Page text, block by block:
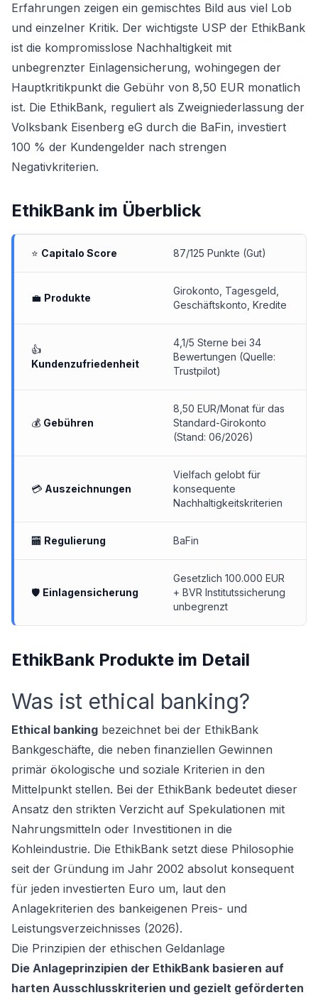
Erfahrungen zeigen ein gemischtes Bild aus viel Lob
und einzelner Kritik. Der wichtigste USP der EthikBank
ist die kompromisslose Nachhaltigkeit mit
unbegrenzter Einlagensicherung, wohingegen der
Hauptkritikpunkt die Gebühr von 8,50 EUR monatlich
ist. Die EthikBank, reguliert als Zweigniederlassung der
Volksbank Eisenberg eG durch die BaFin, investiert
100 % der Kundengelder nach strengen
Negativkriterien.
EthikBankim Überblick
⭐ Capitalo Score 87/125 Punkte (Gut)
💼 Produkte
Girokonto, Tagesgeld,
Geschäftskonto, Kredite
👍
Kundenzufriedenheit
4,1/5 Sterne bei 34
Bewertungen (Quelle:
Trustpilot)
💰 Gebühren
8,50 EUR/Monat für das
Standard-Girokonto
(Stand: 06/2026)
💳 Auszeichnungen
Vielfach gelobt für
konsequente
Nachhaltigkeitskriterien
🏧 Regulierung BaFin
🛡 Einlagensicherung
Gesetzlich 100.000 EUR
+ BVR Institutssicherung
unbegrenzt
EthikBank Produkte im Detail
Was ist ethical banking?
Ethical banking bezeichnet bei der EthikBank
Bankgeschäfte, die neben finanziellen Gewinnen
primär ökologische und soziale Kriterien in den
Mittelpunkt stellen. Bei der EthikBank bedeutet dieser
Ansatz den strikten Verzicht auf Spekulationen mit
Nahrungsmitteln oder Investitionen in die
Kohleindustrie. Die EthikBank setzt diese Philosophie
seit der Gründung im Jahr 2002 absolut konsequent
für jeden investierten Euro um, laut den
Anlagekriterien des bankeigenen Preis- und
Leistungsverzeichnisses (2026).
Die Prinzipien der ethischen Geldanlage
Die Anlageprinzipien der EthikBank basieren auf
harten Ausschlusskriterien und gezielt geförderten